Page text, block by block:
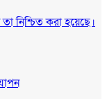
নিশ্চিত করা হয়েছে।